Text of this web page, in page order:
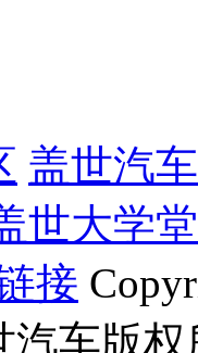
盖世汽
世大学堂
接
汽车版